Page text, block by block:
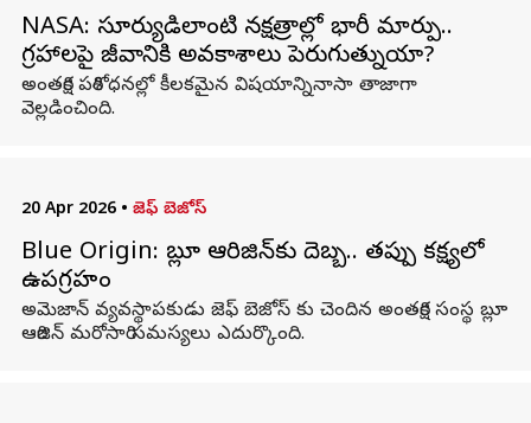
NASA: సూర్యుడిలాంటి నక్షత్రాల్లో భారీ మార్పు..
గ్రహాలపై జీవానికి అవకాశాలు పెరుగుతున్నాయా?
అంతరిక్ష పరిశోధనల్లో కీలకమైన విషయాన్నినాసా తాజాగా
వెల్లడించింది.
20 Apr 2026 • జెఫ్‌ బెజోస్‌
Blue Origin: బ్లూ ఆరిజిన్‌కు దెబ్బ.. తప్పు కక్ష్యలో
ఉపగ్రహం
అమెజాన్ వ్యవస్థాపకుడు జెఫ్ బెజోస్ కు చెందిన అంతరిక్ష సంస్థ బ్లూ
ఆరిజిన్ మరోసారి సమస్యలు ఎదుర్కొంది.